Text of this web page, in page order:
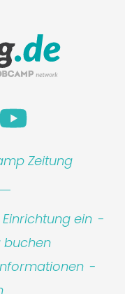
Zeitung
ein -
buchen
-